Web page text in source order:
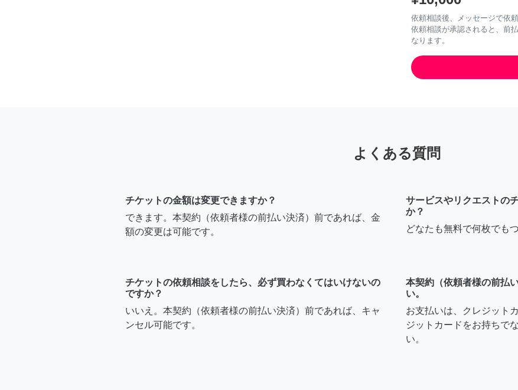
依頼相談後、メッセージで依
依頼相談が承認されると、前
なります。
よくある質問
チケットの金額は変更できますか？
できます。本契約（依頼者様の前払い決済）前であれば、金
額の変更は可能です。
サービスやリクエストの
か？
どなたも無料で何枚でも
チケットの依頼相談をしたら、必ず買わなくてはいけないの
ですか？
いいえ。本契約（依頼者様の前払い決済）前であれば、キャ
ンセル可能です。
本契約（依頼者様の前払
い。
お支払いは、クレジット
ジットカードをお持ちで
い。